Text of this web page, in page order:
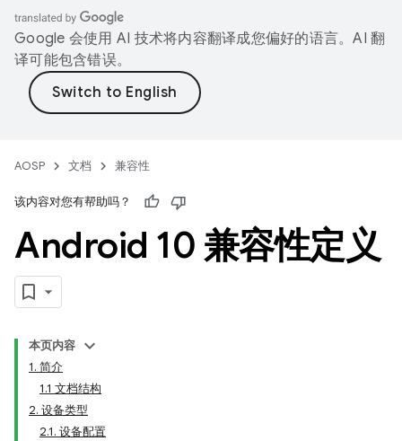
Google 会使用 AI 技术将内容翻译成您偏好的语言。AI 翻
译可能包含错误。
AOSP 文档 兼容性
该内容对您有帮助吗？
Android 10 兼容性定义
本页内容
1. 简介
1.1 文档结构
2. 设备类型
2.1. 设备配置